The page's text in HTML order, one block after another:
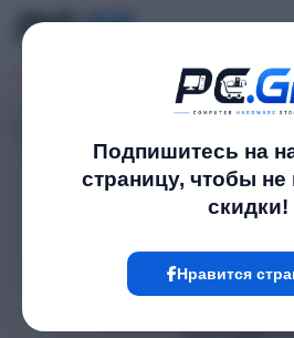
Подпишитесь на
страницу, чтобы не
скидки!
Нравится